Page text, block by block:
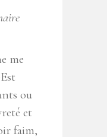
me
ou
et
faim,